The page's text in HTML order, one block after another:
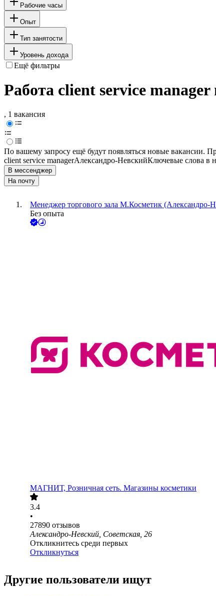
Рабочие часы
Опыт
Тип занятости
Уровень дохода
Ещё фильтры
Работа client service
, 1 вакансия
По вашему запросу ещё будут появляться новые вакансии.
client service managerАлександро-НевскийКлючевые слова в
В мессенджер
На почту
Менеджер торгового зала М.Косметик (Александро-
Без опыта
МАГНИТ, Розничная сеть. Магазины косметики
3.4
•
27890 отзывов
Александро-Невский, Советская, 26
Откликнитесь среди первых
Откликнуться
Другие пользователи ищут